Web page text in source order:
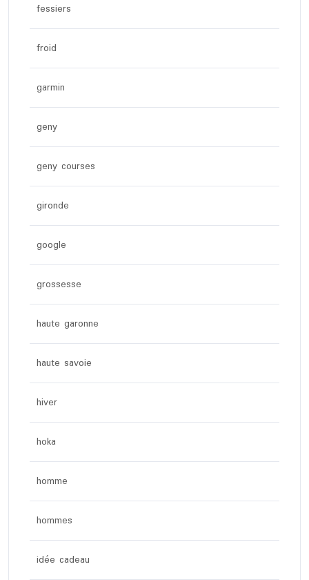
fessiers
froid
garmin
geny
geny courses
gironde
google
grossesse
haute garonne
haute savoie
hiver
hoka
homme
hommes
idée cadeau